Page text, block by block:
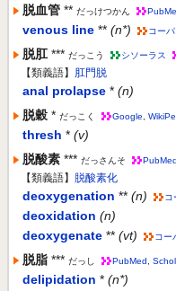
脱血管 ** だっけつかん
venous line ** (n*) コーパ
脱肛 *** だっこう シソーラス
【類義語】 肛門脱
anal prolapse * (n)
脱穀 * だっこく Google,
thresh * (v)
脱酸素 *** だっさんそ PubMed
【類義語】 脱酸素化
deoxygenation ** (n) コ
deoxidation (n)
deoxygenate ** (vt) コー
脱脂 *** だっし PubMed ,
delipidation * (n*)